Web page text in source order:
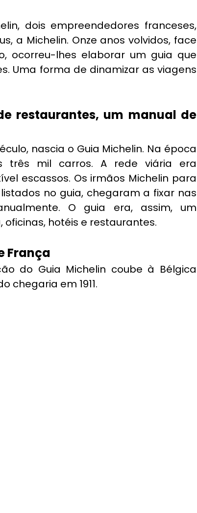
dois empreendedores franceses,
a Michelin. Onze anos volvidos, face
ocorreu-lhes elaborar um guia que
Uma forma de dinamizar as viagens
restaurantes, um manual de
nascia o Guia Michelin. Na época
três mil carros. A rede viária era
escassos. Os irmãos Michelin para
no guia, chegaram a fixar nas
O guia era, assim, um
hotéis e restaurantes.
França
do Guia Michelin coube à Bélgica
chegaria em 1911.